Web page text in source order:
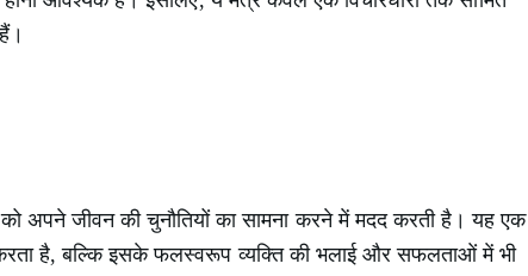
को अपने जीवन की चुनौतियों का सामना करने में मदद करती है। यह एक
है, बल्कि इसके फलस्वरूप व्यक्ति की भलाई और सफलताओं में भी